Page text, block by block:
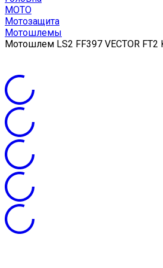
МОТО
Мотозащита
Мотошлемы
Мотошлем LS2 FF397 VECTOR FT2